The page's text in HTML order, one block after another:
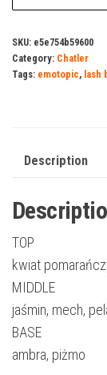
SKU: e5e754b59600
Category: Chatler
Tags: emotopic, lash
Description
TOP
kwiat
MIDDLE
jaśmin, mech,
BASE
ambra, piżmo